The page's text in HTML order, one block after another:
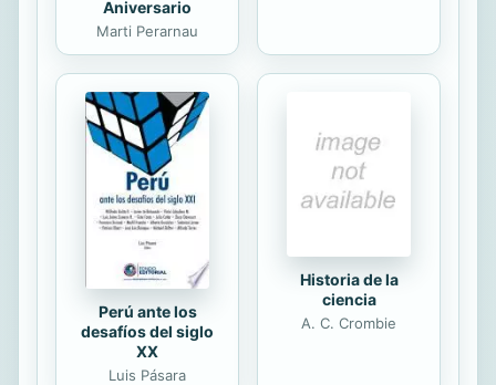
Aniversario
Marti Perarnau
Perú ante los
desafíos del siglo
XX
Luis Pásara
Historia de la
ciencia
A. C. Crombie